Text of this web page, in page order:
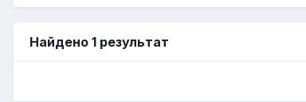
Найдено 1 результат